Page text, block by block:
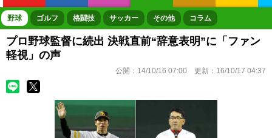
ボートレース 競輪 オートレース
野球 ゴルフ 格闘技 サッカー その他 コラム
プロ野球監督に続出 決戦直前“辞意表明”に「ファン
軽視」の声
公開： 14/10/16 07:00 更新： 16/10/17 04:37